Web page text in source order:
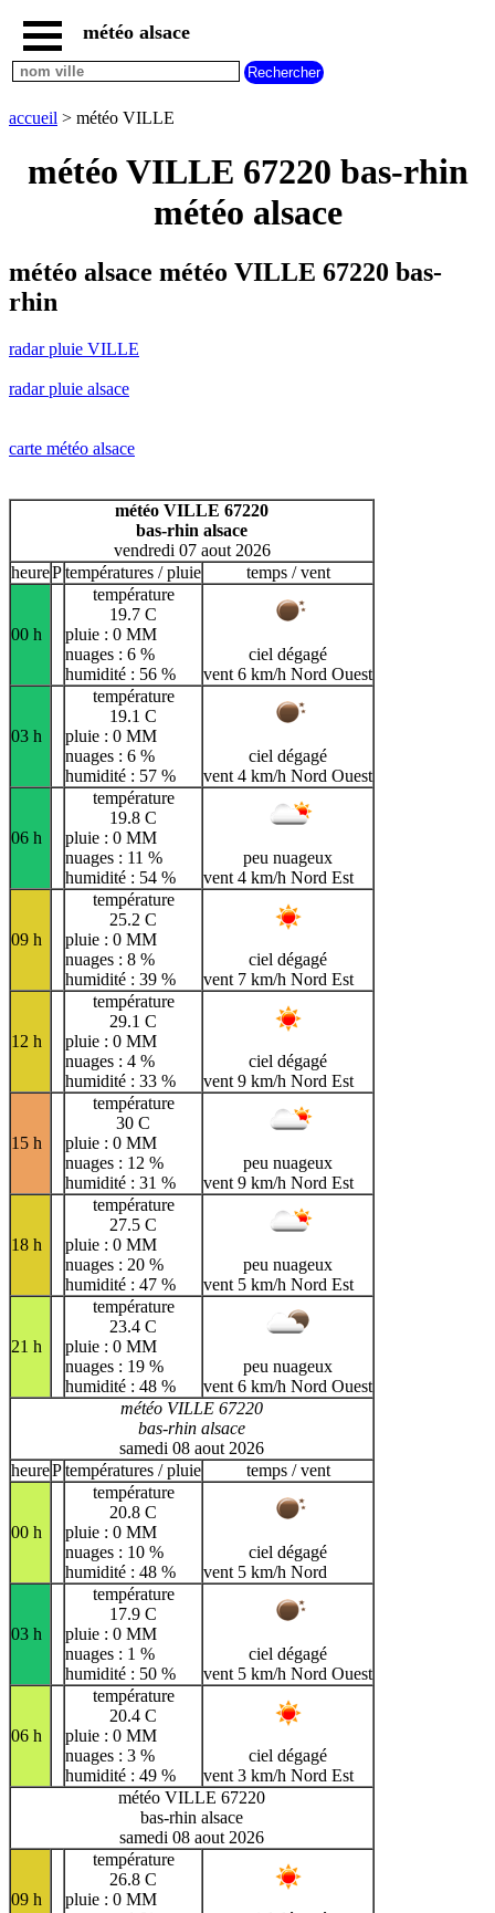
accueil
radar
VILLE
météo
alsace
carte
météo
météo
H
I J K L M
N
T
U
V
W X Y Z
météo alsace
accueil > météo VILLE
météo VILLE 67220 bas-rhin
météo alsace
météo alsace météo VILLE 67220 bas-
rhin
radar pluie VILLE
radar pluie alsace
carte météo alsace
météo VILLE 67220
bas-rhin alsace
vendredi 07 aout 2026
heurePtempératures / pluie temps / vent
00 h
température
19.7 C
pluie : 0 MM
nuages : 6 %
humidité : 56 %
ciel dégagé
vent 6 km/h Nord Ouest
03 h
température
19.1 C
pluie : 0 MM
nuages : 6 %
humidité : 57 %
ciel dégagé
vent 4 km/h Nord Ouest
06 h
température
19.8 C
pluie : 0 MM
nuages : 11 %
humidité : 54 %
peu nuageux
vent 4 km/h Nord Est
09 h
température
25.2 C
pluie : 0 MM
nuages : 8 %
humidité : 39 %
ciel dégagé
vent 7 km/h Nord Est
12 h
température
29.1 C
pluie : 0 MM
nuages : 4 %
humidité : 33 %
ciel dégagé
vent 9 km/h Nord Est
15 h
température
30 C
pluie : 0 MM
nuages : 12 %
humidité : 31 %
peu nuageux
vent 9 km/h Nord Est
18 h
température
27.5 C
pluie : 0 MM
nuages : 20 %
humidité : 47 %
peu nuageux
vent 5 km/h Nord Est
21 h
température
23.4 C
pluie : 0 MM
nuages : 19 %
humidité : 48 %
peu nuageux
vent 6 km/h Nord Ouest
météo VILLE 67220
bas-rhin alsace
samedi 08 aout 2026
heurePtempératures / pluie temps / vent
00 h
température
20.8 C
pluie : 0 MM
nuages : 10 %
humidité : 48 %
ciel dégagé
vent 5 km/h Nord
03 h
température
17.9 C
pluie : 0 MM
nuages : 1 %
humidité : 50 %
ciel dégagé
vent 5 km/h Nord Ouest
06 h
température
20.4 C
pluie : 0 MM
nuages : 3 %
humidité : 49 %
ciel dégagé
vent 3 km/h Nord Est
météo VILLE 67220
bas-rhin alsace
samedi 08 aout 2026
09 h
température
26.8 C
pluie : 0 MM